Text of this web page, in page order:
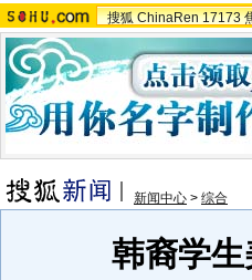
搜狐 ChinaRen 17173
新闻中心 > 综合
韩裔学